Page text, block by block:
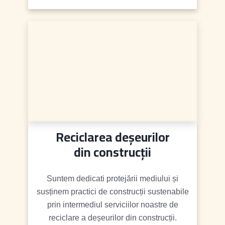
și provocatoare.
Reciclarea deșeurilor
din construcții
Suntem dedicati protejării mediului și
susținem practici de construcții sustenabile
prin intermediul serviciilor noastre de
reciclare a deșeurilor din construcții.